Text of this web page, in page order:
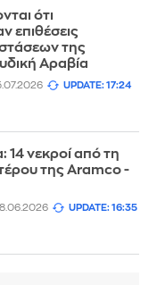
ότι
επιθέσεις
της
Αραβία
UPDATE: 17:24
14 νεκροί από τη
της Aramco -
UPDATE: 16:35